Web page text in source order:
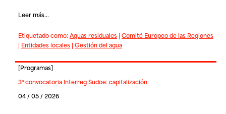
Leer más...
Etiquetado como:Aguas residuales| Comité Europeo de las Regiones
| Entidades locales| Gestión del agua
[Programas]
3ª convocatoria Interreg Sudoe: capitalización
04 / 05 / 2026